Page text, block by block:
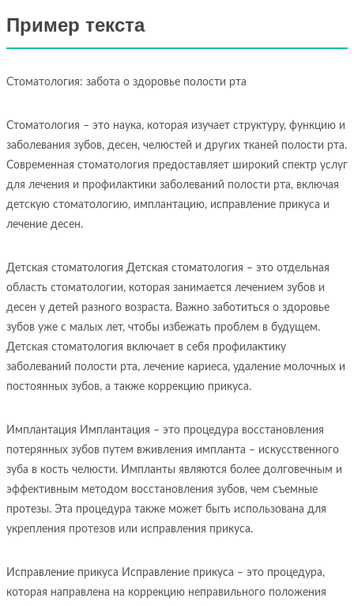
Пример текста
Стоматология: забота о здоровье полости рта
Стоматология – это наука, которая изучает структуру, функцию и
заболевания зубов, десен, челюстей и других тканей полости рта.
Современная стоматология предоставляет широкий спектр услуг
для лечения и профилактики заболеваний полости рта, включая
детскую стоматологию, имплантацию, исправление прикуса и
лечение десен.
Детская стоматология Детская стоматология – это отдельная
область стоматологии, которая занимается лечением зубов и
десен у детей разного возраста. Важно заботиться о здоровье
зубов уже с малых лет, чтобы избежать проблем в будущем.
Детская стоматология включает в себя профилактику
заболеваний полости рта, лечение кариеса, удаление молочных и
постоянных зубов, а также коррекцию прикуса.
Имплантация Имплантация – это процедура восстановления
потерянных зубов путем вживления импланта – искусственного
зуба в кость челюсти. Импланты являются более долговечным и
эффективным методом восстановления зубов, чем съемные
протезы. Эта процедура также может быть использована для
укрепления протезов или исправления прикуса.
Исправление прикуса Исправление прикуса – это процедура,
которая направлена на коррекцию неправильного положения